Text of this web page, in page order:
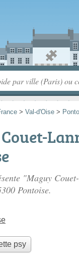
> Val-d'Oise >
"Maguy
Pontoise.
psy